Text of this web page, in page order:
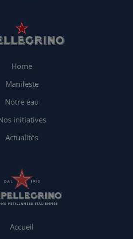
Home
Manifeste
Notre eau
initiatives
Actualités
Accueil